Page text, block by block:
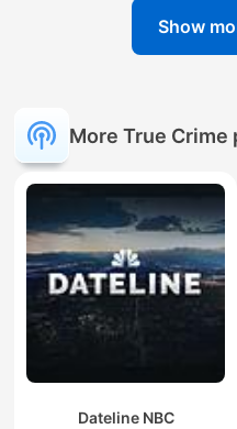
Show
More True Crime
Dateline NBC